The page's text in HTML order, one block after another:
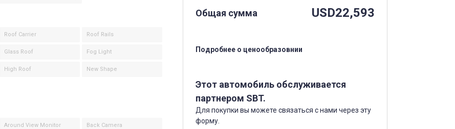
Общая сумма USD22,593
Подробнее о ценообразовнии
Этот автомобиль обслуживается
партнером SBT.
Для покупки вы можете связаться с нами через эту
форму.
Roof Carrier Roof Rails
Glass Roof Fog Light
High Roof New Shape
Around View Monitor Back Camera